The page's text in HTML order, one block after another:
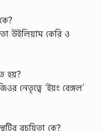
উইলিয়াম কেরি ও
হয়?
নেতৃত্বে ‘ইয়ং বেঙ্গল’
রচয়িতা কে?